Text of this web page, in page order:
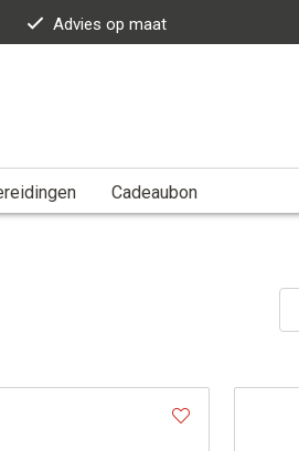
Advies op maat
Cadeaubon